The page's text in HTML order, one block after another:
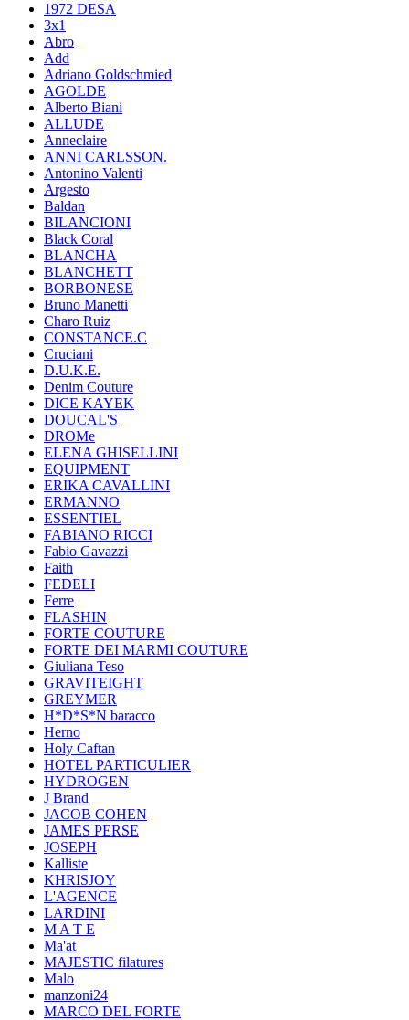
1972 DESA
3x1
Abro
Add
Adriano Goldschmied
AGOLDE
Alberto Biani
ALLUDE
Anneclaire
ANNI CARLSSON.
Antonino Valenti
Argesto
Baldan
BILANCIONI
Black Coral
BLANCHA
BLANCHETT
BORBONESE
Bruno Manetti
Charo Ruiz
CONSTANCE.C
Cruciani
D.U.K.E.
Denim Couture
DICE KAYEK
DOUCAL'S
DROMe
ELENA GHISELLINI
EQUIPMENT
ERIKA CAVALLINI
ERMANNO
ESSENTIEL
FABIANO RICCI
Fabio Gavazzi
Faith
FEDELI
Ferre
FLASHIN
FORTE COUTURE
FORTE DEI MARMI COUTURE
Giuliana Teso
GRAVITEIGHT
GREYMER
H*D*S*N baracco
Herno
Holy Caftan
HOTEL PARTICULIER
HYDROGEN
J Brand
JACOB COHEN
JAMES PERSE
JOSEPH
Kalliste
KHRISJOY
L'AGENCE
LARDINI
M A T E
Ma'at
MAJESTIC filatures
Malo
manzoni24
MARCO DEL FORTE